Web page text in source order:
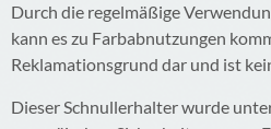
Durch die regelmäßige
kann es zu Farbabnutzungen
Reklamationsgrund dar und ist
Dieser Schnullerhalter wurde